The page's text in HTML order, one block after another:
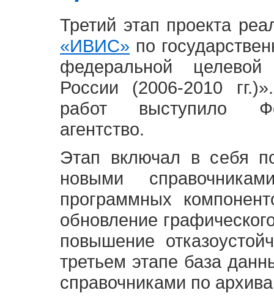
Третий этап проекта
«ИВИС» по
федеральной
России (2006-2010
работ выступило
агентство.
Этап включал в себя
новыми
программных
обновление
повышение
третьем этапе база
справочниками по